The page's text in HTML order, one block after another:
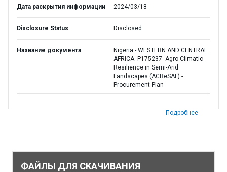
Дата раскрытия информации 2024/03/18
Disclosure Status Disclosed
Название документа
Nigeria - WESTERN AND CENTRAL
AFRICA- P175237- Agro-Climatic
Resilience in Semi-Arid
Landscapes (ACReSAL) -
Procurement Plan
Подробнее
ФАЙЛЫ ДЛЯ СКАЧИВАНИЯ